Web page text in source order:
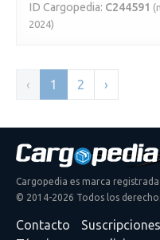
ID Cargopedia: C244591
2024)
‹ 1 2 ›
Cargopedia es marca registrada
© 2014-2026 Todos los
Contacto Suscripciones